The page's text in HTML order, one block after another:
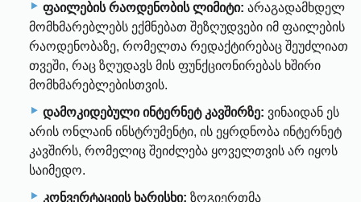
ფაილების რაოდენობის ლიმიტი: არაგადამხდელ
მომხმარებლებს ექმნებათ შეზღუდვები იმ ფაილების
რაოდენობაზე, რომელთა რედაქტირებაც შეუძლიათ
თვეში, რაც ზღუდავს მის ფუნქციონირებას ხშირი
მომხმარებლებისთვის.
დამოკიდებული ინტერნეტ კავშირზე: ვინაიდან ეს
არის ონლაინ ინსტრუმენტი, ის ეყრდნობა ინტერნეტ
კავშირს, რომელიც შეიძლება ყოველთვის არ იყოს
საიმედო.
კონვერტაციის ხარისხი: ზოგიერთმა